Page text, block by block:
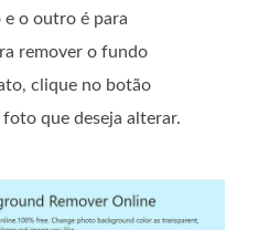
o outro é para
remover o fundo
clique no botão
foto que deseja alterar.